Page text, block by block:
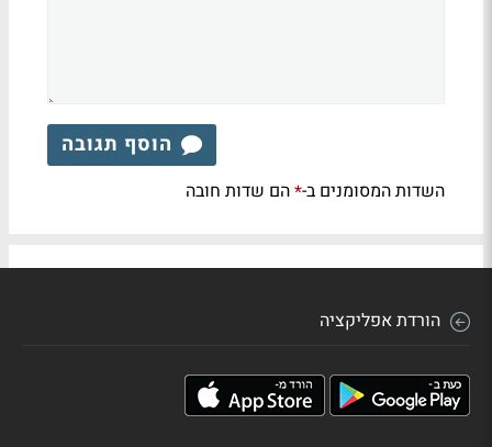
הוסף תגובה
השדות המסומנים ב-*הם שדות חובה
הורדת אפליקציה